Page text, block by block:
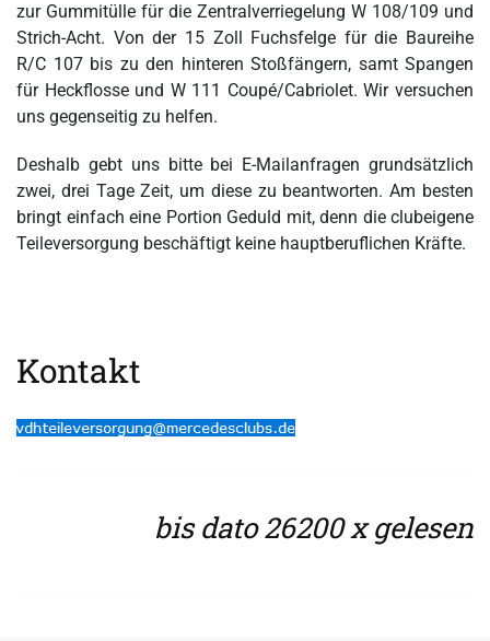
zur Gummitülle für die Zentralverriegelung W 108/109 und
Strich-Acht. Von der 15 Zoll Fuchsfelge für die Baureihe
R/C 107 bis zu den hinteren Stoßfängern, samt Spangen
für Heckflosse und W 111 Coupé/Cabriolet. Wir versuchen
uns gegenseitig zu helfen.
Deshalb gebt uns bitte bei E-Mailanfragen grundsätzlich
zwei, drei Tage Zeit, um diese zu beantworten. Am besten
bringt einfach eine Portion Geduld mit, denn die clubeigene
Teileversorgung beschäftigt keine hauptberuflichen Kräfte.
Kontakt
bis dato 26200 x gelesen